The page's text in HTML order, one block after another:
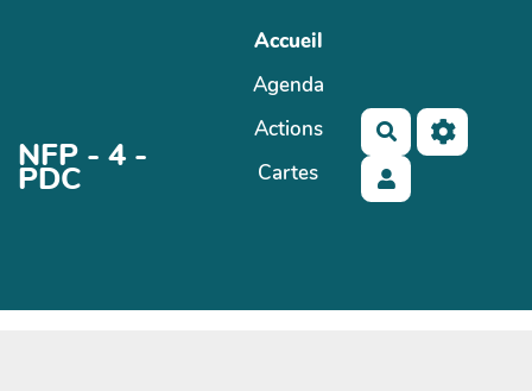
NFP - 4 -
PDC
Accueil
Agenda
Actions
Cartes
Rechercher